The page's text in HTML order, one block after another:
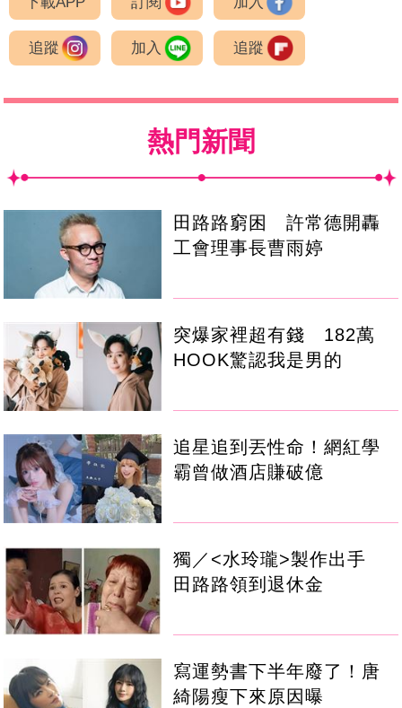
追蹤 加入 追蹤
熱門新聞
田路路窮困 許常德開轟
工會理事長曹雨婷
突爆家裡超有錢 182萬
HOOK驚認我是男的
追星追到丟性命！網紅學
霸曾做酒店賺破億
獨／<水玲瓏>製作出手
田路路領到退休金
寫運勢書下半年廢了！唐
綺陽瘦下來原因曝